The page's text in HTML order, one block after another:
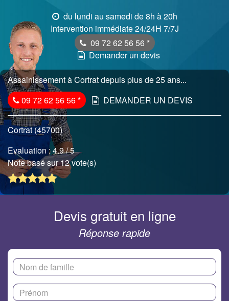
du lundi au samedi de 8h à 20h
Intervention immédiate 24/24H 7/7J
09 72 62 56 56 *
Demander un devis
Assainissement à Cortrat depuis plus de 25 ans...
09 72 62 56 56* DEMANDER UN DEVIS
Cortrat (45700)
Evaluation :4.9/ 5
Note basé sur 12 vote(s)
Devis gratuit en ligne
Réponse rapide